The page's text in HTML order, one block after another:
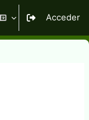
Acceder